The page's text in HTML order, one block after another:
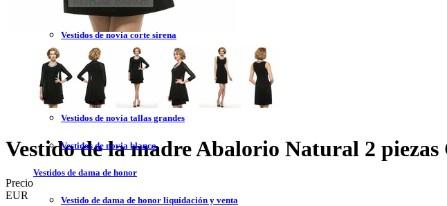
Vestidos de novia sencillo
Vestidos de novia corte sirena
Vestidos de novia corto
Vestidos de novia espalda descubierta
Vestidos de novia tallas grandes
Vestidos de novia blanco
Vestidos de dama de honor
Vestido de dama de honor liquidación y venta
Vestido de la madre Abalorio Natural 2
Precio
EUR